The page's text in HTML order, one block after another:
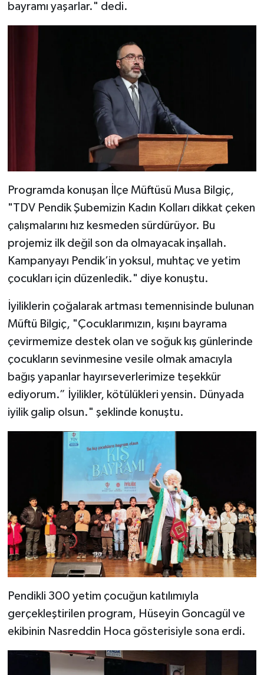
bayramı yaşarlar." dedi.
Programda konuşan İlçe Müftüsü Musa Bilgiç,
"TDV Pendik Şubemizin Kadın Kolları dikkat çeken
çalışmalarını hız kesmeden sürdürüyor. Bu
projemiz ilk değil son da olmayacak inşallah.
Kampanyayı Pendik’in yoksul, muhtaç ve yetim
çocukları için düzenledik." diye konuştu.
İyiliklerin çoğalarak artması temennisinde bulunan
Müftü Bilgiç, "Çocuklarımızın, kışını bayrama
çevirmemize destek olan ve soğuk kış günlerinde
çocukların sevinmesine vesile olmak amacıyla
bağış yapanlar hayırseverlerimize teşekkür
ediyorum.” İyilikler, kötülükleri yensin. Dünyada
iyilik galip olsun." şeklinde konuştu.
Pendikli 300 yetim çocuğun katılımıyla
gerçekleştirilen program, Hüseyin Goncagül ve
ekibinin Nasreddin Hoca gösterisiyle sona erdi.
Diyarbakır Müftülüğü
Elazığ Müftülüğü
Erzincan Müftülüğü
Erzurum Müftülüğü
Eskişehir Müftülüğü
Gaziantep Müftülüğü
Giresun Müftülüğü
Gümüşhane Müftülüğü
Hakkari Müftülüğü
Hatay Müftülüğü
Isparta Müftülüğü
İstanbul Müftülüğü
Kahramanmaraş Müftülüğü
Karabük Müftülüğü
Karaman Müftülüğü
Kars Müftülüğü
Kastamonu Müftülüğü
Kilis Müftülüğü
İhtida Haberleri